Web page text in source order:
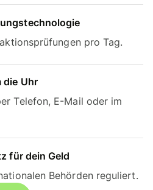
pro Tag.
die Uhr
Telefon, E-Mail oder im
für dein Geld
Behörden reguliert.